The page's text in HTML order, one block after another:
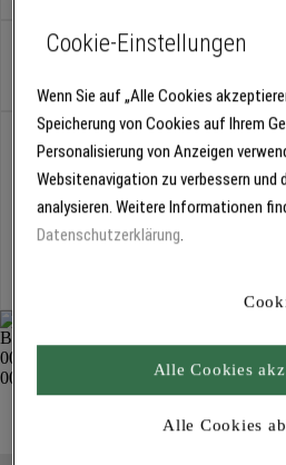
Abholung
Für Verfügbarkeiten bitteanmelden
Tapofix Gerätetisch 1000 N
Tapeziergeräte und -tische
Cookie-Einstellungen
Wenn Sie auf „Alle Cookies
Speicherung von Cookies auf Ihrem
Personalisierung von Anzeigen
Websitenavigation zu verbessern und
analysieren. Weitere Informationen
Datenschutzerklärung.
Alle Cookies
Alle Cookies